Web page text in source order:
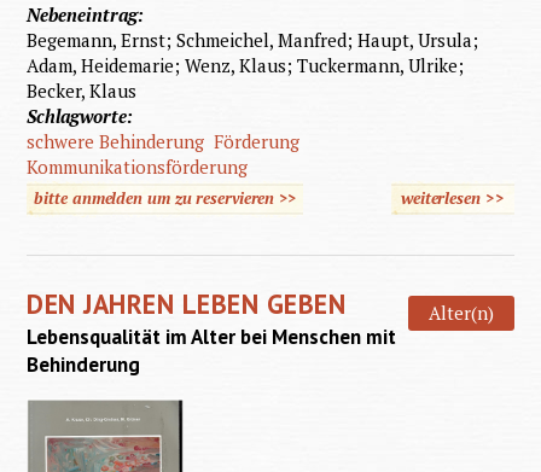
Nebeneintrag:
Begemann, Ernst; Schmeichel, Manfred; Haupt, Ursula;
Adam, Heidemarie; Wenz, Klaus; Tuckermann, Ulrike;
Becker, Klaus
Schlagworte:
schwere Behinderung Förderung
Kommunikationsförderung
bitte anmelden um zu reservieren >> weiterlesen>>
DEN JAHREN LEBEN GEBEN Alter(n)
Lebensqualität im Alter bei Menschen mit
Behinderung